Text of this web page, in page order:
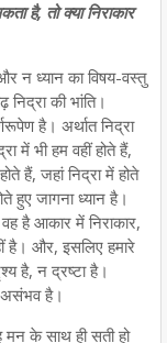
है, तो क्या निराकार
न ध्यान का विषय-वस्तु
की भांति।
है। अर्थात निद्रा
में भी हम वहीं होते हैं,
हैं, जहां निद्रा में होते
हुए जागना ध्यान है।
है आकार में निराकार,
है। और, इसलिए हमारे
है, न द्रष्टा है।
असंभव है।
मन के साथ ही सती हो